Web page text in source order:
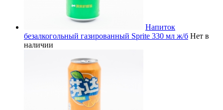
Напиток
безалкогольный газированный Sprite 330 мл ж/б Нет в
наличии